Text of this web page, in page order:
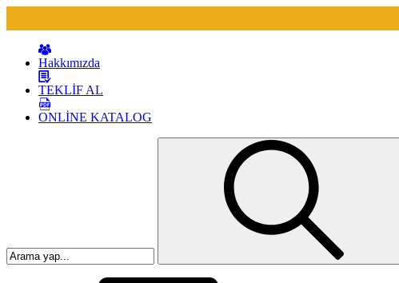
Hakkımızda
TEKLİF AL
ONLİNE KATALOG